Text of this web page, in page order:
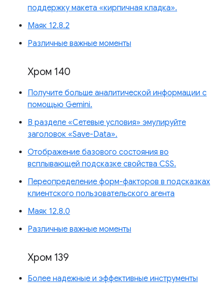
поддержку макета «кирпичная кладка».
Маяк 12.8.2
Различные важные моменты
Хром 140
Получите больше аналитической информации с
помощью Gemini.
В разделе «Сетевые условия» эмулируйте
заголовок «Save-Data».
Отображение базового состояния во
всплывающей подсказке свойства CSS.
Переопределение форм-факторов в подсказках
клиентского пользовательского агента
Маяк 12.8.0
Различные важные моменты
Хром 139
Более надежные и эффективные инструменты